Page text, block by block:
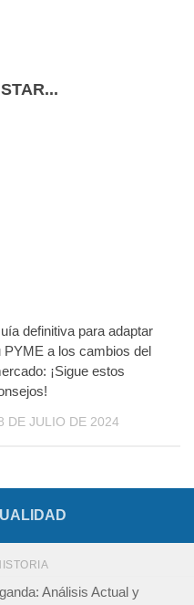
definitiva para adaptar
PYME a los cambios del
¡Sigue estos
DE JULIO DE 2024
Análisis Actual y